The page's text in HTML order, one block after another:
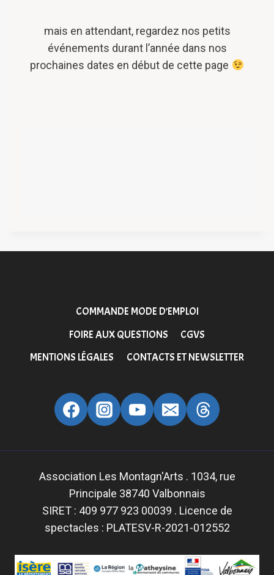
mais en attendant, regardez nos petits
événements durant l’année dans nos
prochaines dates en début de cette page
COMMANDE MODE D’EMPLOI
FOIRE AUX QUESTIONS
CGVS
MENTIONS LÉGALES
CONTACTS ET NEWSLETTER
Association Les Montagn'Arts . 1034, rue
Principale 38740 Valbonnais
SIRET : 409 977 923 00039 . Licence de
spectacles : PLATESV-R-2021-012552